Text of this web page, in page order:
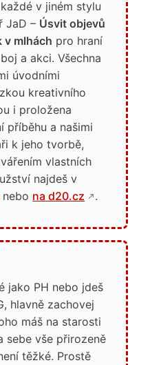
v jiném stylu
JaD – Úsvit objevů
v mlhách pro hraní
a akci. Všechna
úvodními
kreativního
i proložena
příběhu a našimi
k jeho tvorbě,
vlastních
najdeš v
nebo na d20.cz .
jako PH nebo jdeš
hlavně zachovej
máš na starosti
sebe vše přirozeně
těžké. Prostě